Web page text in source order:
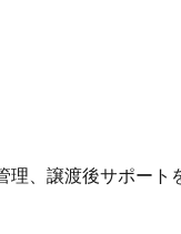
、譲渡後サポート